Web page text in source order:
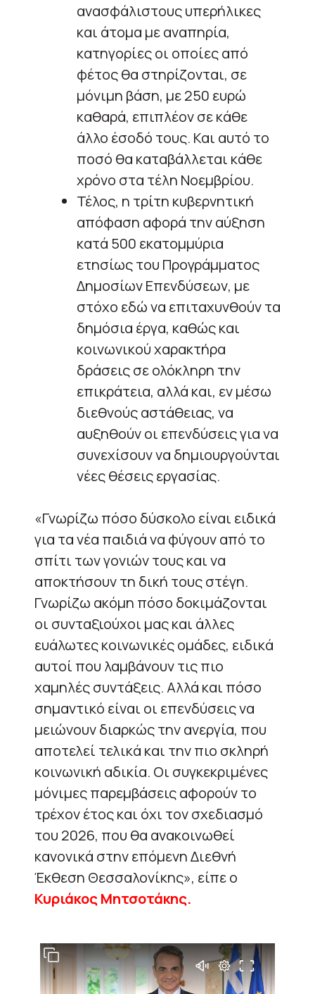
ανασφάλιστους υπερήλικες
και άτομα με αναπηρία,
κατηγορίες οι οποίες από
φέτος θα στηρίζονται, σε
μόνιμη βάση, με 250 ευρώ
καθαρά, επιπλέον σε κάθε
άλλο έσοδό τους. Και αυτό το
ποσό θα καταβάλλεται κάθε
χρόνο στα τέλη Νοεμβρίου.
Τέλος, η τρίτη κυβερνητική
απόφαση αφορά την αύξηση
κατά 500 εκατομμύρια
ετησίως του Προγράμματος
Δημοσίων Επενδύσεων, με
στόχο εδώ να επιταχυνθούν τα
δημόσια έργα, καθώς και
κοινωνικού χαρακτήρα
δράσεις σε ολόκληρη την
επικράτεια, αλλά και, εν μέσω
διεθνούς αστάθειας, να
αυξηθούν οι επενδύσεις για να
συνεχίσουν να δημιουργούνται
νέες θέσεις εργασίας.
«Γνωρίζω πόσο δύσκολο είναι ειδικά
για τα νέα παιδιά να φύγουν από το
σπίτι των γονιών τους και να
αποκτήσουν τη δική τους στέγη.
Γνωρίζω ακόμη πόσο δοκιμάζονται
οι συνταξιούχοι μας και άλλες
ευάλωτες κοινωνικές ομάδες, ειδικά
αυτοί που λαμβάνουν τις πιο
χαμηλές συντάξεις. Αλλά και πόσο
σημαντικό είναι οι επενδύσεις να
μειώνουν διαρκώς την ανεργία, που
αποτελεί τελικά και την πιο σκληρή
κοινωνική αδικία. Οι συγκεκριμένες
μόνιμες παρεμβάσεις αφορούν το
τρέχον έτος και όχι τον σχεδιασμό
του 2026, που θα ανακοινωθεί
κανονικά στην επόμενη Διεθνή
Έκθεση Θεσσαλονίκης», είπε ο
Κυριάκος Μητσοτάκης.